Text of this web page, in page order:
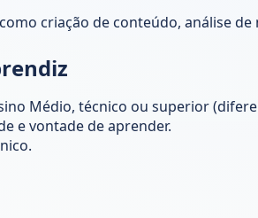
criação de conteúdo, análise
Médio, técnico ou superior
e vontade de aprender.